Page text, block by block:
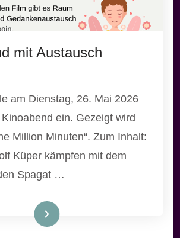
mit Austausch
am Dienstag, 26. Mai 2026
ein. Gezeigt wird
Million Minuten“. Zum Inhalt:
Küper kämpfen mit dem
Spagat …
Weiterlesen